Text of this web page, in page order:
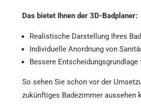
Das bietet Ihnen der 3D-Badplaner:
Realistische Darstellung Ihres
Individuelle Anordnung von
Bessere Entscheidungsgrundlage
So sehen Sie schon vor der
zukünftiges Badezimmer aussehen